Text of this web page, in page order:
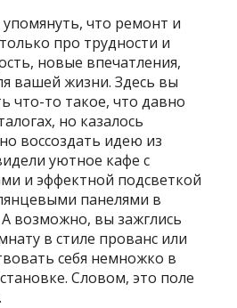
что ремонт и
про трудности и
новые впечатления,
вашей жизни. Здесь вы
что-то такое, что давно
но казалось
воссоздать идею из
уютное кафе с
и эффектной подсветкой
панелями в
возможно, вы зажглись
в стиле прованс или
себя немножко в
Словом, это поле